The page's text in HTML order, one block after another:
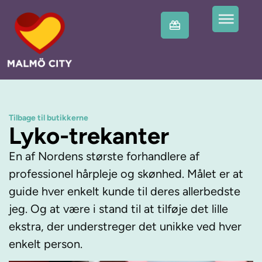
Tilbage til butikkerne
Lyko-trekanter
En af Nordens største forhandlere af
professionel hårpleje og skønhed. Målet er at
guide hver enkelt kunde til deres allerbedste
jeg. Og at være i stand til at tilføje det lille
ekstra, der understreger det unikke ved hver
enkelt person.